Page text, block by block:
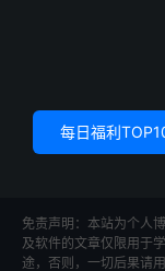
每日福利
免责声明：本站为个人
及软件的文章仅限用于
途，否则，一切后果请